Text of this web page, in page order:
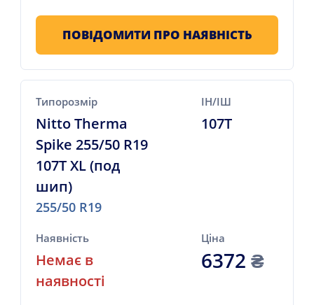
ПОВІДОМИТИ ПРО НАЯВНІСТЬ
Типорозмір
Nitto Therma
Spike 255/50 R19
107T XL (под
шип)
255/50 R19
ІН/ІШ
107T
Наявність
Немає в
наявності
Ціна
6372₴